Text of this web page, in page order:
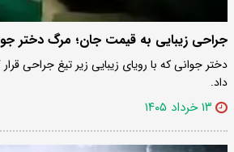
جراحی زیبایی به قیمت جان؛ مرگ دختر
دختر جوانی که با رویای زیبایی زیر تیغ جراحی
داد.
۱۳ خرداد ۱۴۰۵